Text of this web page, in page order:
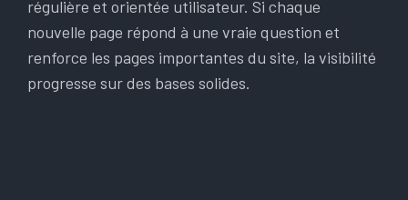
régulière et orientée utilisateur. Si chaque
nouvelle page répond à une vraie question et
renforce les pages importantes du site, la visibilité
progresse sur des bases solides.